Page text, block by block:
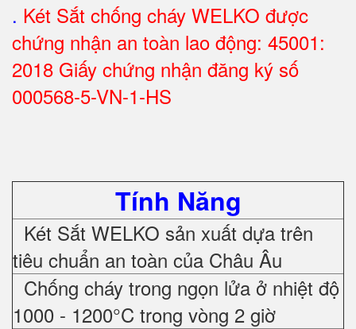
. Két Sắt chống cháy WELKO được
chứng nhận an toàn lao động: 45001:
2018 Giấy chứng nhận đăng ký số
000568-5-VN-1-HS
Tính Năng
Két Sắt WELKO sản xuất dựa trên
tiêu chuẩn an toàn của Châu Âu
Chống cháy trong ngọn lửa ở nhiệt độ
1000 - 1200°C trong vòng 2 giờ